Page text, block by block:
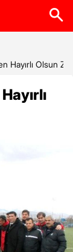
Hayırlı Olsun